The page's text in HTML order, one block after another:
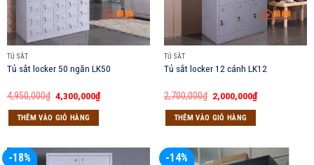
TỦ SẮT
Tủ sắt locker 50 ngăn LK50
4,950,000₫ Giá
gốc
là:
4,950,000₫.
4,300,000₫Giá
hiện
THÊM VÀO GIỎ HÀNG
TỦ SẮT
Tủ sắt locker 12 cánh LK12
2,700,000₫ Giá
gốc
là:
2,700,000₫.
2,000,000₫Giá
hiện
THÊM VÀO GIỎ HÀNG
-18% -14%